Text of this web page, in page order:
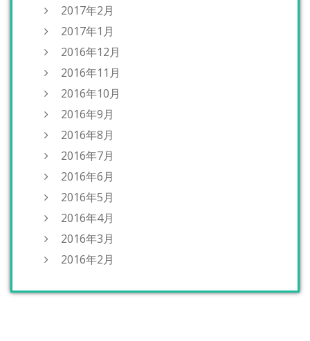
2017年2月
2017年1月
2016年12月
2016年11月
2016年10月
2016年9月
2016年8月
2016年7月
2016年6月
2016年5月
2016年4月
2016年3月
2016年2月